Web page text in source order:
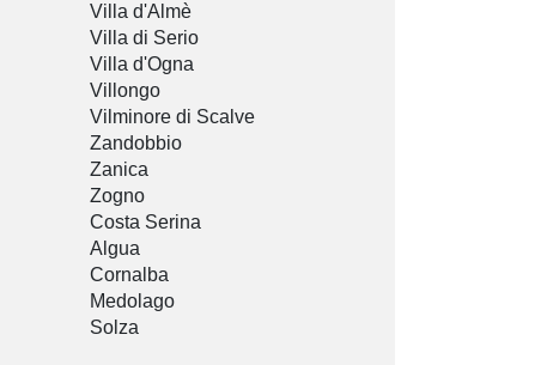
Villa d'Almè
Villa di Serio
Villa d'Ogna
Villongo
Vilminore di Scalve
Zandobbio
Zanica
Zogno
Costa Serina
Algua
Cornalba
Medolago
Solza